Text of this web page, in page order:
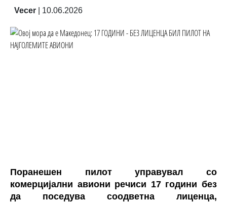
Vecer 10.06.2026
Поранешен пилот управувал со
комерцијални авиони речиси 17 години без
да поседува соодветна лиценца,